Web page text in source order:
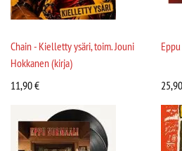
Chain - Kielletty ysäri, toim. Jouni
Hokkanen (kirja)
11,90€ 25,90